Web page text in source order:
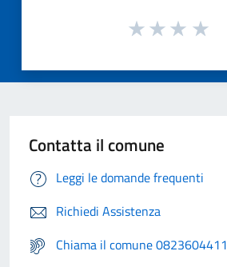
Contatta il comune
Leggi le domande frequenti
Richiedi Assistenza
Chiama il comune 0823604411